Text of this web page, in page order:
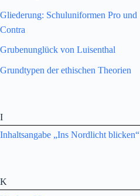
Gliederung: Schuluniformen Pro und
Contra
Grubenunglück von Luisenthal
Grundtypen der ethischen Theorien
I
Inhaltsangabe „Ins Nordlicht blicken“
K